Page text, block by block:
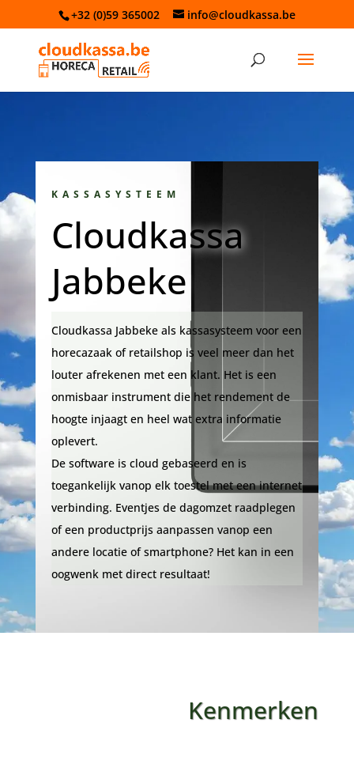
+32 (0)59 365002 info@cloudkassa.be
KASSASYSTEEM
Cloudkassa
Jabbeke
Cloudkassa Jabbeke als kassasysteem voor een
horecazaak of retailshop is veel meer dan het
louter afrekenen met een klant. Het is een
onmisbaar instrument die het rendement de
hoogte injaagt en heel wat extra informatie
oplevert.
De software is cloud gebaseerd en is
toegankelijk vanop elk toestel met een internet
verbinding. Eventjes de dagomzet raadplegen
of een productprijs aanpassen vanop een
andere locatie of smartphone? Het kan in een
oogwenk met direct resultaat!
Kenmerken